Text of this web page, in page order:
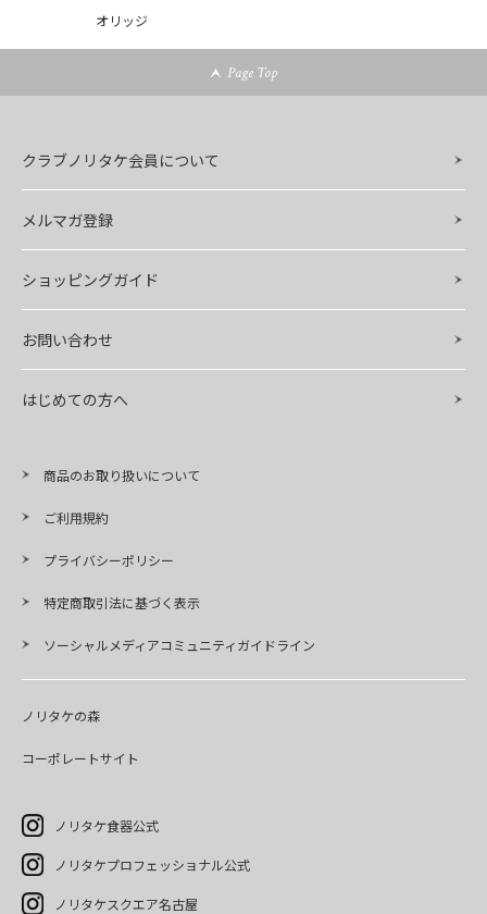
オリッジ
Page Top
クラブノリタケ会員について
メルマガ登録
ショッピングガイド
お問い合わせ
はじめての方へ
商品のお取り扱いについて
ご利用規約
プライバシーポリシー
特定商取引法に基づく表示
ソーシャルメディアコミュニティガイドライン
ノリタケの森
コーポレートサイト
ノリタケ食器公式
ノリタケプロフェッショナル公式
ノリタケスクエア名古屋